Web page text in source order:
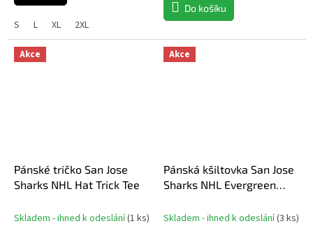
S L XL 2XL
Do košíku
Akce
Pánské tričko San Jose
Sharks NHL Hat Trick Tee
Skladem - ihned k odeslání(1 ks)
Akce
Pánská kšiltovka San Jose
Sharks NHL Evergreen
Skladem - ihned k odeslání(3 ks)